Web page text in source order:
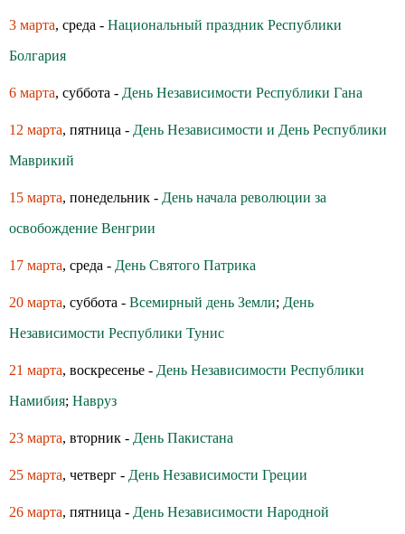
3 марта, среда - Национальный праздник Республики
Болгария
6 марта, суббота - День Независимости Республики Гана
12 марта, пятница - День Независимости и День Республики
Маврикий
15 марта, понедельник - День начала революции за
освобождение Венгрии
17 марта, среда - День Святого Патрика
20 марта, суббота - Всемирный день Земли; День
Независимости Республики Тунис
21 марта, воскресенье - День Независимости Республики
Намибия; Навруз
23 марта, вторник - День Пакистана
25 марта, четверг - День Независимости Греции
26 марта, пятница - День Независимости Народной